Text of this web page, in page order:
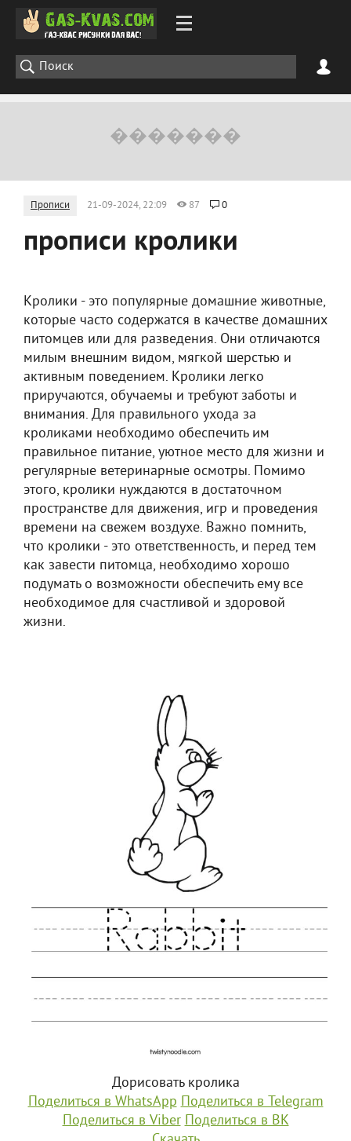
Прописи 21-09-2024, 22:09 87 0
прописи кролики
Кролики - это популярные домашние животные,
которые часто содержатся в качестве домашних
питомцев или для разведения. Они отличаются
милым внешним видом, мягкой шерстью и
активным поведением. Кролики легко
приручаются, обучаемы и требуют заботы и
внимания. Для правильного ухода за
кроликами необходимо обеспечить им
правильное питание, уютное место для жизни и
регулярные ветеринарные осмотры. Помимо
этого, кролики нуждаются в достаточном
пространстве для движения, игр и проведения
времени на свежем воздухе. Важно помнить,
что кролики - это ответственность, и перед тем
как завести питомца, необходимо хорошо
подумать о возможности обеспечить ему все
необходимое для счастливой и здоровой
жизни.
Дорисовать кролика
Поделиться в WhatsApp Поделиться в Telegram
Поделиться в Viber Поделиться в ВК